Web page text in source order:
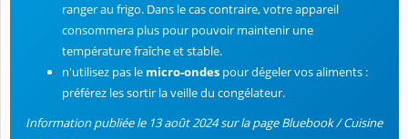
ranger au frigo. Dans le cas contraire, votre appareil
consommera plus pour pouvoir maintenir une
température fraîche et stable.
n'utilisez pas le micro-ondes pour dégeler vos aliments :
préférez les sortir la veille du congélateur.
Information publiée le 13 août 2024 sur la page Bluebook / Cuisine